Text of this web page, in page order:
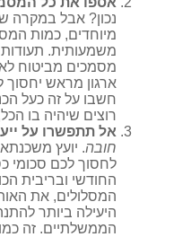
נכון? אבל במקרה
מיוחדים, כמות
משמעותית. תעודות
מסמכים מביטוח
ארגון מראש יחסוך
חשבו על זה כעל
רוצים שיהיה בו
אל תתפשרו על
חובה. יועץ
לחסוך לכם סכומי
החודשי ובריבית
המסלולים, את
היעילה ביותר
הממשלתיים. זה